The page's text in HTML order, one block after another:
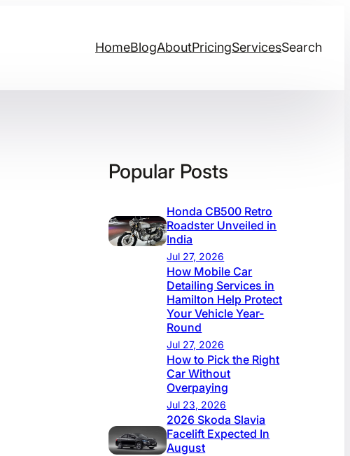
HomeBlogAboutPricingServicesSearch
Popular Posts
Honda CB500 Retro
Roadster Unveiled in
India
Jul 27, 2026
How Mobile Car
Detailing Services in
Hamilton Help Protect
Your Vehicle Year-
Round
Jul 27, 2026
How to Pick the Right
Car Without
Overpaying
Jul 23, 2026
2026 Skoda Slavia
Facelift Expected In
August